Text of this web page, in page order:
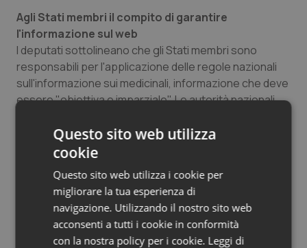
Salute orale & impianti
Sangue & coagulazione
Tiroide
Tumore ovarico
Tumori del Polmone & Testa Collo
Tumori gastrointestinali
Agli Stati membri il compito di garantire
l'informazione sul web
I deputati sottolineano che gli Stati membri sono
responsabili per l'applicazione delle regole nazionali
sull'informazione sui medicinali, informazione che deve
essere "obiettiva e imparziale". Le autorità nazionali
questo scopo e accessibili a persone con disabilità
25 Novembre 2010
© Riproduzione riservata
Questo sito web utilizza
cookie
Questo sito web utilizza i cookie per
migliorare la tua esperienza di
navigazione. Utilizzando il nostro sito web
acconsenti a tutti i cookie in conformità
con la nostra policy per i cookie. Leggi di